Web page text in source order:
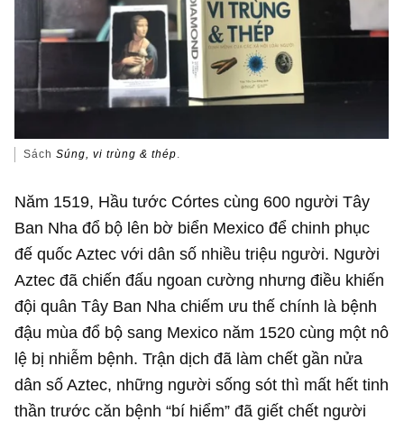
SáchSúng, vi trùng & thép.
Năm 1519, Hầu tước Córtes cùng 600 người Tây
Ban Nha đổ bộ lên bờ biển Mexico để chinh phục
đế quốc Aztec với dân số nhiều triệu người. Người
Aztec đã chiến đấu ngoan cường nhưng điều khiến
đội quân Tây Ban Nha chiếm ưu thế chính là bệnh
đậu mùa đổ bộ sang Mexico năm 1520 cùng một nô
lệ bị nhiễm bệnh. Trận dịch đã làm chết gần nửa
dân số Aztec, những người sống sót thì mất hết tinh
thần trước căn bệnh “bí hiểm” đã giết chết người